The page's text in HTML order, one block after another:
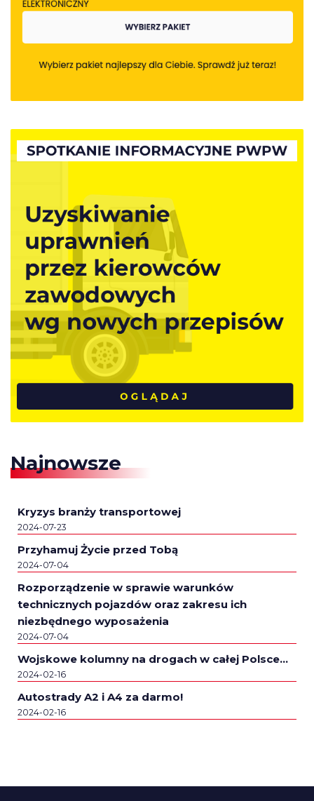
Najnowsze
Kryzys branży transportowej
2024-07-23
Przyhamuj Życie przed Tobą
2024-07-04
Rozporządzenie w sprawie warunków
technicznych pojazdów oraz zakresu ich
niezbędnego wyposażenia
2024-07-04
Wojskowe kolumny na drogach w całej Polsce…
2024-02-16
Autostrady A2 i A4 za darmo!
2024-02-16